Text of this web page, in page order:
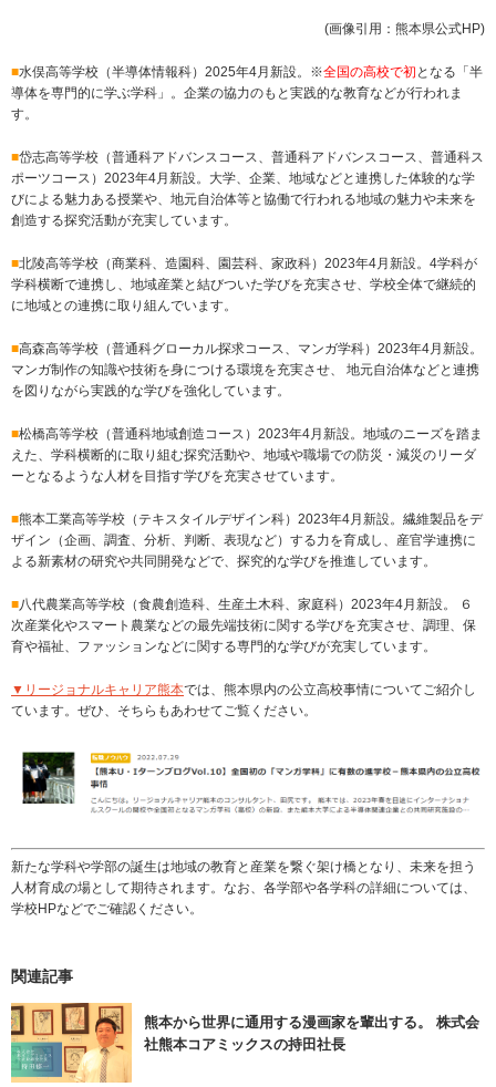
(画像引用：熊本県公式HP)
■水俣高等学校（半導体情報科） 2025年4月新設。※全国の高校で初 となる「半
導体を専門的に学ぶ学科」。企業の協力のもと実践的な教育などが行われま
す。
■岱志高等学校（普通科アドバンスコース、普通科アドバンスコース、普通科ス
ポーツコース）2023年4月新設。大学、企業、地域などと連携した体験的な学
びによる魅力ある授業や、地元自治体等と協働で行われる地域の魅力や未来を
創造する探究活動が充実しています。
■北陵高等学校（商業科、造園科、園芸科、家政科）2023年4月新設。4学科が
学科横断で連携し、地域産業と結びついた学びを充実させ、学校全体で継続的
に地域との連携に取り組んでいます。
■高森高等学校（普通科グローカル探求コース、マンガ学科）2023年4月新設。
マンガ制作の知識や技術を身につける環境を充実させ、 地元自治体などと連携
を図りながら実践的な学びを強化しています。
■松橋高等学校（普通科地域創造コース）2023年4月新設。地域のニーズを踏ま
えた、学科横断的に取り組む探究活動や、地域や職場での防災・減災のリーダ
ーとなるような人材を目指す学びを充実させています。
■熊本工業高等学校（テキスタイルデザイン科）2023年4月新設。繊維製品をデ
ザイン（企画、調査、分析、判断、表現など）する力を育成し、産官学連携に
よる新素材の研究や共同開発などで、探究的な学びを推進しています。
■八代農業高等学校（食農創造科、生産土木科、家庭科）2023年4月新設。 ６
次産業化やスマート農業などの最先端技術に関する学びを充実させ、調理、保
育や福祉、ファッションなどに関する専門的な学びが充実しています。
▼リージョナルキャリア熊本では、熊本県内の公立高校事情についてご紹介し
ています。ぜひ、そちらもあわせてご覧ください。
新たな学科や学部の誕生は地域の教育と産業を繋ぐ架け橋となり、未来を担う
人材育成の場として期待されます。なお、各学部や各学科の詳細については、
学校HPなどでご確認ください。
関連記事
熊本から世界に通用する漫画家を輩出する。 株式会
社熊本コアミックスの持田社長